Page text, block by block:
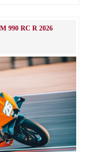
990 RC R 2026